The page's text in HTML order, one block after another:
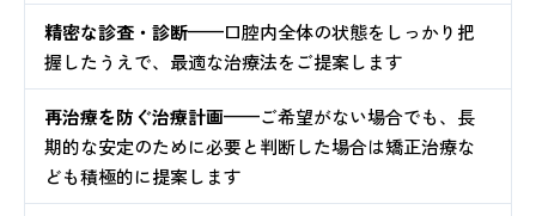
精密な診査・診断——口腔内全体の状態をしっかり把
握したうえで、最適な治療法をご提案します
再治療を防ぐ治療計画——ご希望がない場合でも、長
期的な安定のために必要と判断した場合は矯正治療な
ども積極的に提案します